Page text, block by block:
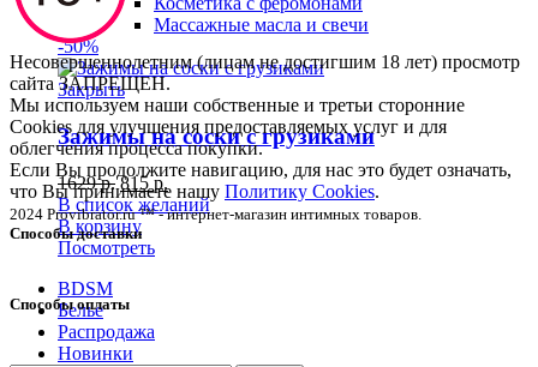
Массажные масла и свечи
-50%
Закрыть
Зажимы на соски с грузиками
1629р. 815р.
В список желаний
В корзину
Посмотреть
BDSM
Белье
Распродажа
Новинки
Несовершеннолетним (лицам не достигшим 18 лет) просмотр
сайта ЗАПРЕЩЕН.
Мы используем наши собственные и третьи сторонние
Cookies для улучшения предоставляемых услуг и для
облегчения процесса покупки.
Если Вы продолжите навигацию, для нас это будет означать,
что Вы принимаете нашу Политику Cookies.
2024 Provibrator.ru ™ - интернет-магазин интимных товаров.
Способы доставки
Способы оплаты